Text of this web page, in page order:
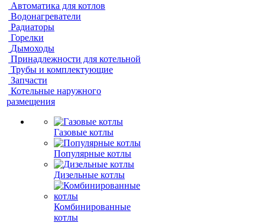
Автоматика для котлов
Водонагреватели
Радиаторы
Горелки
Дымоходы
Принадлежности для котельной
Трубы и комплектующие
Запчасти
Котельные наружного
размещения
Газовые котлы
Популярные котлы
Дизельные котлы
Комбинированные
котлы